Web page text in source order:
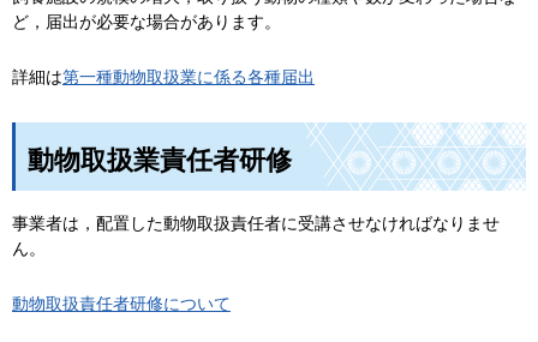
ど，届出が必要な場合があります。
詳細は第一種動物取扱業に係る各種届出
動物取扱業責任者研修
事業者は，配置した動物取扱責任者に受講させなければなりませ
ん。
動物取扱責任者研修について